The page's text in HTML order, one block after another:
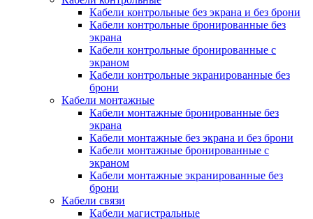
Кабели контрольные без экрана и без брони
Кабели контрольные бронированные без
экрана
Кабели контрольные бронированные с
экраном
Кабели контрольные экранированные без
брони
Кабели монтажные
Кабели монтажные бронированные без
экрана
Кабели монтажные без экрана и без брони
Кабели монтажные бронированные с
экраном
Кабели монтажные экранированные без
брони
Кабели связи
Кабели магистральные